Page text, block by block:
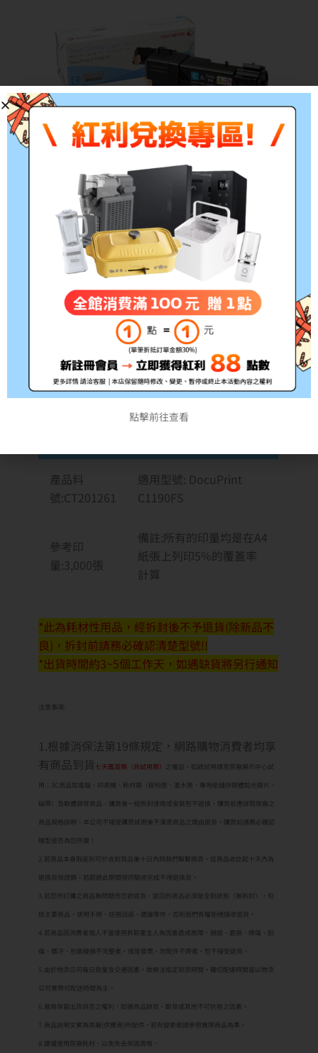
產品料
號:CT201261
適用型號: DocuPrint
C1190FS
參考印
量:3,000張
備註:所有的印量均是在A4
紙張上列印5%的覆蓋率
計算
*此為耗材性用品，經拆封後不予退貨(除新品不
良)，拆封前請務必確認清楚型號!!
*出貨時間約3~5個工作天，如遇缺貨將另行通知
注意事項:
1.根據消保法第19條規定，網路購物消費者均享
有商品到貨 七天鑑賞期（非試用期）
之權益。如欲試用請至原廠展示中心試
用；3C商品如電腦、印表機、耗材類（碳粉匣、墨水匣、專用紙儲存媒體如光碟片、
磁帶）及軟體類等商品，購買後一經拆封使用或安裝恕不退換，購買前應詳閱原廠之
商品規格說明，本公司不接受購買試用後不滿意商品之理由退貨。購買前請務必確認
機型是否為您所需！
2.若商品本身瑕疵則可於收到貨品後十日內與我們聯繫換貨。從商品收訖起十天內為
退換貨保證期，若超過此期間視同驗收完成不得退換貨。
3.若您所訂購之商品無問題而您欲退貨，退回的商品必須是全新狀態（無拆封），包
括主要商品、使用手冊、註冊回函、週邊零件，否則我們有權拒絕接收退貨。
4.若商品因消費者個人不當使用拆卸產生人為因素造成故障、損毀、磨損、擦傷、刮
傷、髒汙、包裝破損不完整者，或是發票、附配件不齊者，恕不接受退貨。
5.由於物流公司每日貨量及交通因素，故無法指定到貨時間，確切配達時間皆以物流
公司實際可配送時間為主。
6.廠商保留出貨與否之權利，如遇商品缺貨、斷貨或其他不可抗拒之因素。
7.商品說明文案為原廠(供應商)所提供，若有變更敬請參照實際商品為準。
8.建議使用原廠耗材，以免失去保固資格。
點擊前往查看